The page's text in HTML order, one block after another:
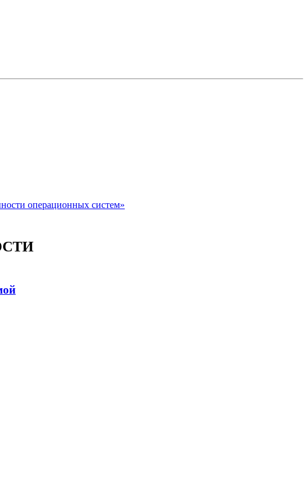
операционных систем»